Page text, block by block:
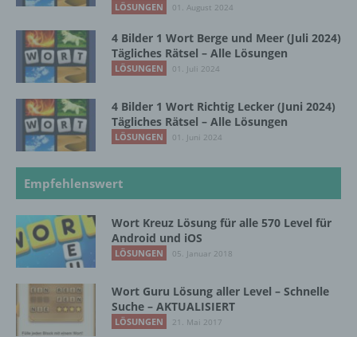
LÖSUNGEN 01. August 2024
4 Bilder 1 Wort Berge und Meer (Juli 2024)
Tägliches Rätsel – Alle Lösungen
LÖSUNGEN 01. Juli 2024
4 Bilder 1 Wort Richtig Lecker (Juni 2024)
Tägliches Rätsel – Alle Lösungen
LÖSUNGEN 01. Juni 2024
Empfehlenswert
Wort Kreuz Lösung für alle 570 Level für
Android und iOS
LÖSUNGEN 05. Januar 2018
Wort Guru Lösung aller Level – Schnelle
Suche – AKTUALISIERT
LÖSUNGEN 21. Mai 2017
Einschränkung der Verarbeitung ist die
Markierung gespeicherter
künftige Verarbeitung einzuschränken.
Profiling ist jede Art der automatisierten
Verarbeitung personenbezogener Daten, die
darin besteht, dass diese
personenbezogenen Daten verwendet
werden, um bestimmte persönliche Aspekte,
zu bewerten, insbesondere, um Aspekte
bezüglich Arbeitsleistung, wirtschaftlicher
Lage, Gesundheit, persönlicher Vorlieben,